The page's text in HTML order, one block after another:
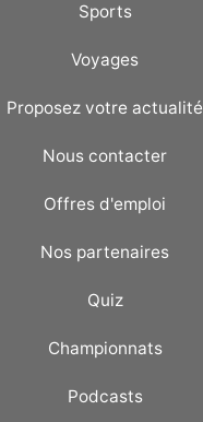
Sports
Voyages
Proposez votre actualité
Nous contacter
Offres d'emploi
Nos partenaires
Quiz
Championnats
Podcasts